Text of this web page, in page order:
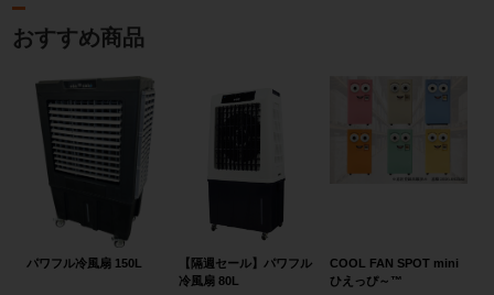
おすすめ商品
パワフル冷風扇 150L
【隔週セール】パワフル
冷風扇 80L
COOL FAN SPOT mini
ひえっぴ～™